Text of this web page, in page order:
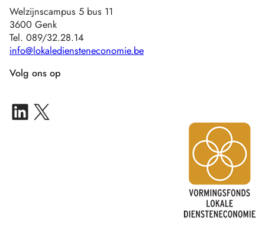
Welzijnscampus 5 bus 11
3600 Genk
Tel. 089/32.28.14
info@lokalediensteneconomie.be
Volg ons op
LinkedIn IN-Z Multisite
X